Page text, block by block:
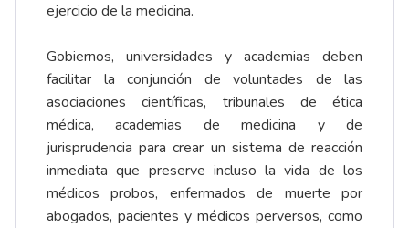
ejercicio de la medicina.
Gobiernos, universidades y academias deben
facilitar la conjunción de voluntades de las
asociaciones científicas, tribunales de ética
médica, academias de medicina y de
jurisprudencia para crear un sistema de reacción
inmediata que preserve incluso la vida de los
médicos probos, enfermados de muerte por
abogados, pacientes y médicos perversos, como